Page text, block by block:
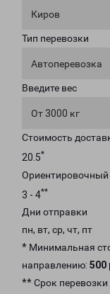
Киров
Тип перевозки
Автоперевозка
Введите вес
От 3000 кг
Стоимость
20.5*
Ориентировочный
3 - 4**
Дни отправки
пн, вт, ср, чт, пт
* Минимальная
направлению: 500
** Срок перевозки